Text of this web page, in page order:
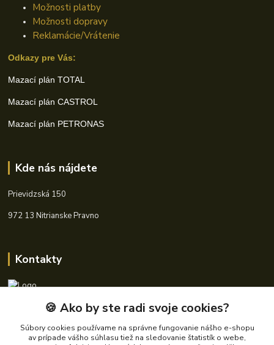
Možnosti platby
Možnosti dopravy
Reklamácie/Vrátenie
Odkazy pre Vás:
Mazací plán TOTAL
Mazací plán CASTROL
Mazací plán PETRONAS
Kde nás nájdete
Prievidzská 150
972 13 Nitrianske Pravno
Kontakty
+421 940 621 185
🍪 Ako by ste radi svoje cookies?
Súbory cookies používame na správne fungovanie nášho e-shopu
av prípade vášho súhlasu tiež na sledovanie štatistík o webe,